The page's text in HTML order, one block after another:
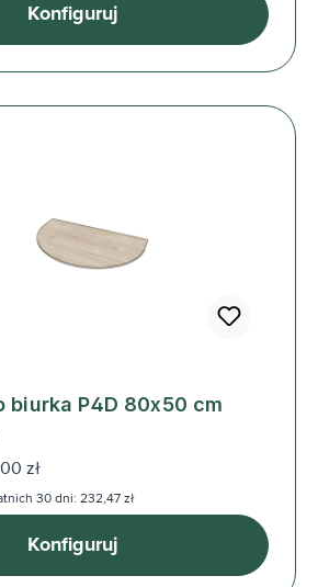
Konfiguruj
biurka P4D 80x50 cm
zł
30 dni: 232,47 zł
Konfiguruj